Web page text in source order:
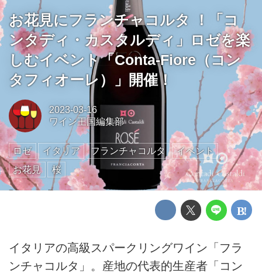
お花見にフランチャコルタ ！「コ
ンタディ・カスタルディ」ロゼを楽
しむイベント「Conta-Fiore（コン
タフィオーレ）」開催！
2023-03-16
ワイン王国編集部
ロゼ イタリア フランチャコルタ
イベント
お花見
桜
イタリアの高級スパークリングワイン「フラ
ンチャコルタ」。産地の代表的生産者「コン